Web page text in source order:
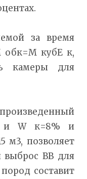
за время
обк=М кубЕ к,
камеры для
и W к=8% и
м3, позволяет
выброс ВВ для
составит